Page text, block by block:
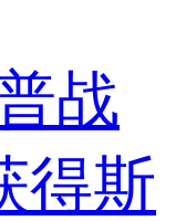
战
得斯